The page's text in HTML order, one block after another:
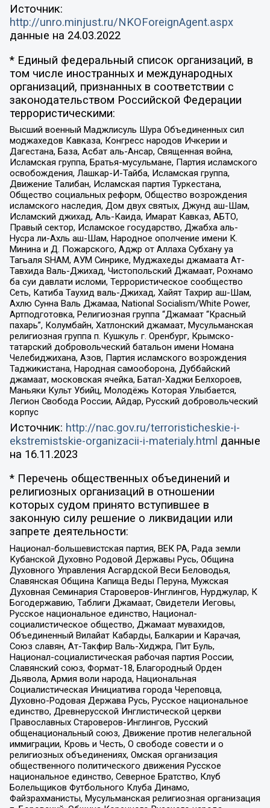
Источник:
http://unro.minjust.ru/NKOForeignAgent.aspx
данные на 24.03.2022
* Единый федеральный список организаций, в
том числе иностранных и международных
организаций, признанных в соответствии с
законодательством Российской Федерации
террористическими:
Высший военный Маджлисуль Шура Объединенных сил
моджахедов Кавказа, Конгресс народов Ичкерии и
Дагестана, База, Асбат аль-Ансар, Священная война,
Исламская группа, Братья-мусульмане, Партия исламского
освобождения, Лашкар-И-Тайба, Исламская группа,
Движение Талибан, Исламская партия Туркестана,
Общество социальных реформ, Общество возрождения
исламского наследия, Дом двух святых, Джунд аш-Шам,
Исламский джихад, Аль-Каида, Имарат Кавказ, АБТО,
Правый сектор, Исламское государство, Джабха аль-
Нусра ли-Ахль аш-Шам, Народное ополчение имени К.
Минина и Д. Пожарского, Аджр от Аллаха Субхану уа
Тагьаля SHAM, АУМ Синрике, Муджахеды джамаата Ат-
Тавхида Валь-Джихад, Чистопольский Джамаат, Рохнамо
ба суи давлати исломи, Террористическое сообщество
Сеть, Катиба Таухид валь-Джихад, Хайят Тахрир аш-Шам,
Ахлю Сунна Валь Джамаа, National Socialism/White Power,
Артподготовка, Религиозная группа “Джамаат “Красный
пахарь”, Колумбайн, Хатлонский джамаат, Мусульманская
религиозная группа п. Кушкуль г. Оренбург, Крымско-
татарский добровольческий батальон имени Номана
Челебиджихана, Азов, Партия исламского возрождения
Таджикистана, Народная самооборона, Дуббайский
джамаат, московская ячейка, Батал-Хаджи Белхороев,
Маньяки Культ Убийц, Молодёжь Которая Улыбается,
Легион Свобода России, Айдар, Русский добровольческий
корпус
Источник: http://nac.gov.ru/terroristicheskie-i-
ekstremistskie-organizacii-i-materialy.html данные
на 16.11.2023
* Перечень общественных объединений и
религиозных организаций в отношении
которых судом принято вступившее в
законную силу решение о ликвидации или
запрете деятельности:
Национал-большевистская партия, ВЕК РА, Рада земли
Кубанской Духовно Родовой Державы Русь, Община
Духовного Управления Асгардской Веси Беловодья,
Славянская Община Капища Веды Перуна, Мужская
Духовная Семинария Староверов-Инглингов, Нурджулар, К
Богодержавию, Таблиги Джамаат, Свидетели Иеговы,
Русское национальное единство, Национал-
социалистическое общество, Джамаат мувахидов,
Объединенный Вилайат Кабарды, Балкарии и Карачая,
Союз славян, Ат-Такфир Валь-Хиджра, Пит Буль,
Национал-социалистическая рабочая партия России,
Славянский союз, Формат-18, Благородный Орден
Дьявола, Армия воли народа, Национальная
Социалистическая Инициатива города Череповца,
Духовно-Родовая Держава Русь, Русское национальное
единство, Древнерусской Инглистической церкви
Православных Староверов-Инглингов, Русский
общенациональный союз, Движение против нелегальной
иммиграции, Кровь и Честь, О свободе совести и о
религиозных объединениях, Омская организация
общественного политического движения Русское
национальное единство, Северное Братство, Клуб
Болельщиков Футбольного Клуба Динамо,
Файзрахманисты, Мусульманская религиозная организация